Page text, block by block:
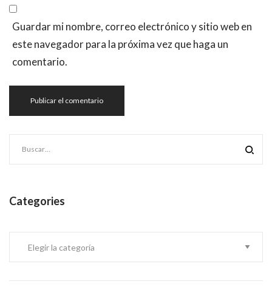
Guardar mi nombre, correo electrónico y sitio web en
este navegador para la próxima vez que haga un
comentario.
Categories
Categories